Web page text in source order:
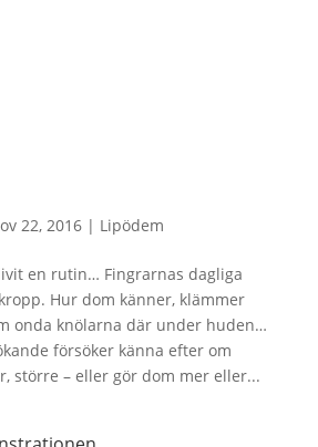
22, 2016| Lipödem
en rutin… Fingrarnas dagliga
Hur dom känner, klämmer
onda knölarna där under huden…
försöker känna efter om
större – eller gör dom mer eller...